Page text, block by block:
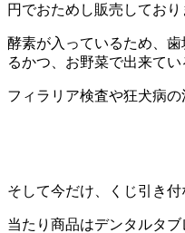
円でおためし販売しており
酵素が入っているため、
るかつ、お野菜で出来て
フィラリア検査や狂犬病
そして今だけ、くじ引き
当たり商品はデンタルタ